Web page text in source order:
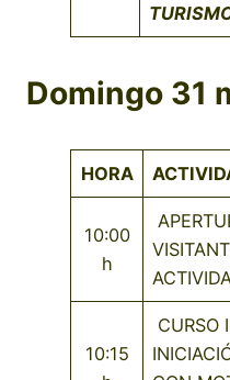
Domingo 31
HORA
10:00
h
10:15
CURSO